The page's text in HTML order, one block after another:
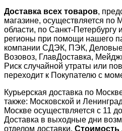
Доставка всех товаров,
магазине, осуществляется по
области, по Санкт-Петербургу
регионы при помощи нашего
компании СДЭК, ПЭК,
Возовоз, ГлавДоставка,
Риск случайной утраты или
переходит к Покупателю с
Курьерская доставка по
также: Московской и
Москве осуществляется с 11
Доставка в выходные дни
отделом доставки. Стоимость